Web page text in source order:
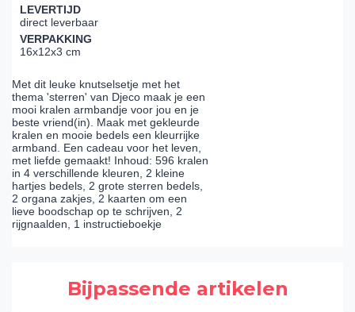
LEVERTIJD
direct leverbaar
VERPAKKING
16x12x3 cm
Met dit leuke knutselsetje met het
thema 'sterren' van Djeco maak je een
mooi kralen armbandje voor jou en je
beste vriend(in). Maak met gekleurde
kralen en mooie bedels een kleurrijke
armband. Een cadeau voor het leven,
met liefde gemaakt! Inhoud: 596 kralen
in 4 verschillende kleuren, 2 kleine
hartjes bedels, 2 grote sterren bedels,
2 organa zakjes, 2 kaarten om een
lieve boodschap op te schrijven, 2
rijgnaalden, 1 instructieboekje
Bijpassende artikelen